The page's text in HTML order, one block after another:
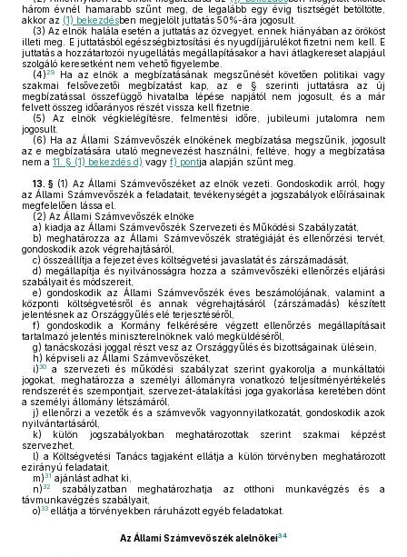
három évnél hamarabb szűnt meg, de legalább egy évig tisztségét betöltötte,
akkor az (1) bekezdésben megjelölt juttatás 50%-ára jogosult.
(3) Az elnök halála esetén a juttatás az özvegyet, ennek hiányában az örököst
illeti meg. E juttatásból egészségbiztosítási és nyugdíjjárulékot fizetni nem kell. E
juttatás a hozzátartozói nyugellátás megállapításakor a havi átlagkereset alapjául
szolgáló keresetként nem vehető figyelembe.
(4)29
Ha az elnök a megbízatásának megszűnését követően politikai vagy
szakmai felsővezetői megbízatást kap, az e § szerinti juttatásra az új
megbízatással összefüggő hivatalba lépése napjától nem jogosult, és a már
felvett összeg időarányos részét vissza kell fizetnie.
(5) Az elnök végkielégítésre, felmentési időre, jubileumi jutalomra nem
jogosult.
(6) Ha az Állami Számvevőszék elnökének megbízatása megszűnik, jogosult
az e megbízatására utaló megnevezést használni, feltéve, hogy a megbízatása
nem a 11. § (1) bekezdés d) vagy f) pontja alapján szűnt meg.
13. § (1) Az Állami Számvevőszéket az elnök vezeti. Gondoskodik arról, hogy
az Állami Számvevőszék a feladatait, tevékenységét a jogszabályok előírásainak
megfelelően lássa el.
(2) Az Állami Számvevőszék elnöke
a) kiadja az Állami Számvevőszék Szervezeti és Működési Szabályzatát,
b) meghatározza az Állami Számvevőszék stratégiáját és ellenőrzési tervét,
gondoskodik azok végrehajtásáról,
c) összeállítja a fejezet éves költségvetési javaslatát és zárszámadását,
d) megállapítja és nyilvánosságra hozza a számvevőszéki ellenőrzés eljárási
szabályait és módszereit,
e) gondoskodik az Állami Számvevőszék éves beszámolójának, valamint a
központi költségvetésről és annak végrehajtásáról (zárszámadás) készített
jelentésnek az Országgyűlés elé terjesztéséről,
f) gondoskodik a Kormány felkérésére végzett ellenőrzés megállapításait
tartalmazó jelentés miniszterelnöknek való megküldéséről,
g) tanácskozási joggal részt vesz az Országgyűlés és bizottságainak ülésein,
h) képviseli az Állami Számvevőszéket,
i)30
a szervezeti és működési szabályzat szerint gyakorolja a munkáltatói
jogokat, meghatározza a személyi állományra vonatkozó teljesítményértékelés
rendszerét és szempontjait, szervezet-átalakítási joga gyakorlása keretében dönt
a személyi állomány létszámáról,
j) ellenőrzi a vezetők és a számvevők vagyonnyilatkozatát, gondoskodik azok
nyilvántartásáról,
k) külön jogszabályokban meghatározottak szerint szakmai képzést
szervezhet,
l) a Költségvetési Tanács tagjaként ellátja a külön törvényben meghatározott
ezirányú feladatait,
m)31 ajánlást adhat ki,
n)32
szabályzatban meghatározhatja az otthoni munkavégzés és a
távmunkavégzés szabályait,
o)33 ellátja a törvényekben ráruházott egyéb feladatokat.
Az Állami Számvevőszék alelnökei34